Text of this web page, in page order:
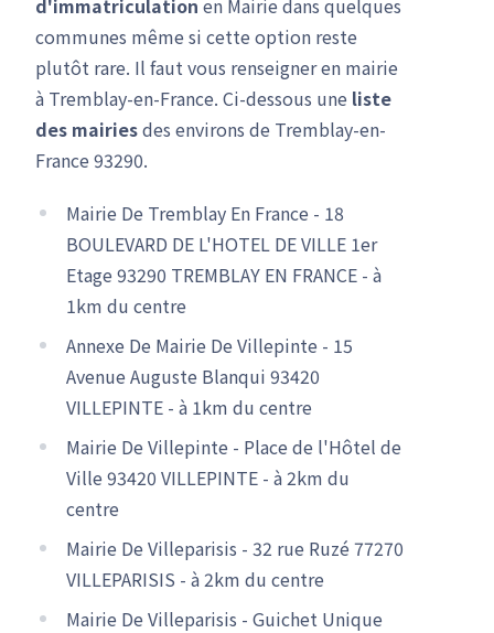
d'immatriculation en Mairie dans quelques
communes même si cette option reste
plutôt rare. Il faut vous renseigner en mairie
à Tremblay-en-France. Ci-dessous une liste
des mairiesdes environs de Tremblay-en-
France 93290.
Mairie De Tremblay En France - 18
BOULEVARD DE L'HOTEL DE VILLE 1er
Etage 93290 TREMBLAY EN FRANCE - à
1km du centre
Annexe De Mairie De Villepinte - 15
Avenue Auguste Blanqui 93420
VILLEPINTE - à 1km du centre
Mairie De Villepinte - Place de l'Hôtel de
Ville 93420 VILLEPINTE - à 2km du
centre
Mairie De Villeparisis - 32 rue Ruzé 77270
VILLEPARISIS - à 2km du centre
Mairie De Villeparisis - Guichet Unique